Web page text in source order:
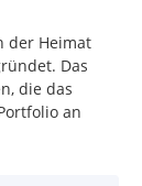
der Heimat
Das
die das
an